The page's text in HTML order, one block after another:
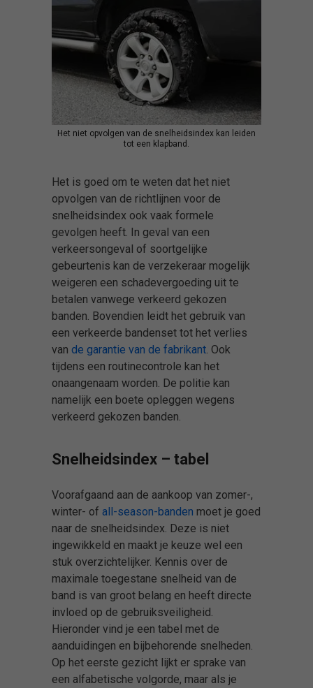
Het niet opvolgen van de snelheidsindex kan leiden
tot een klapband.
Het is goed om te weten dat het niet
opvolgen van de richtlijnen voor de
snelheidsindex ook vaak formele
gevolgen heeft. In geval van een
verkeersongeval of soortgelijke
gebeurtenis kan de verzekeraar mogelijk
weigeren een schadevergoeding uit te
betalen vanwege verkeerd gekozen
banden. Bovendien leidt het gebruik van
een verkeerde bandenset tot het verlies
van de garantie van de fabrikant . Ook
tijdens een routinecontrole kan het
onaangenaam worden. De politie kan
namelijk een boete opleggen wegens
verkeerd gekozen banden.
Snelheidsindex – tabel
Voorafgaand aan de aankoop van zomer-,
winter- of all-season-banden moet je goed
naar de snelheidsindex. Deze is niet
ingewikkeld en maakt je keuze wel een
stuk overzichtelijker. Kennis over de
maximale toegestane snelheid van de
band is van groot belang en heeft directe
invloed op de gebruiksveiligheid.
Hieronder vind je een tabel met de
aanduidingen en bijbehorende snelheden.
Op het eerste gezicht lijkt er sprake van
een alfabetische volgorde, maar als je